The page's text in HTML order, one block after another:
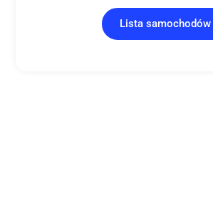
Lista samochodów